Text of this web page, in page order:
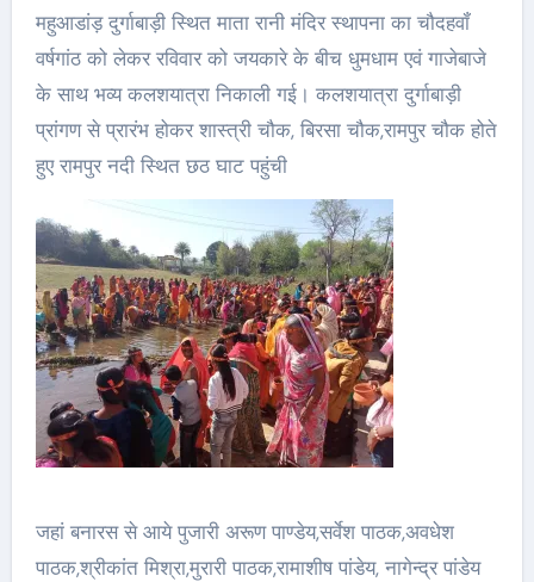
महुआडांड़ दुर्गाबाड़ी स्थित माता रानी मंदिर स्थापना का चौदहवॉं
वर्षगांठ को लेकर रविवार को जयकारे के बीच धुमधाम एवं गाजेबाजे
के साथ भव्य कलशयात्रा निकाली गई। कलशयात्रा दुर्गाबाड़ी
प्रांगण से प्रारंभ होकर शास्त्री चौक, बिरसा चौक,रामपुर चौक होते
हुए रामपुर नदी स्थित छठ घाट पहुंची
जहां बनारस से आये पुजारी अरूण पाण्डेय,सर्वेश पाठक,अवधेश
पाठक,श्रीकांत मिश्रा,मुरारी पाठक,रामाशीष पांडेय, नागेन्द्र पांडेय